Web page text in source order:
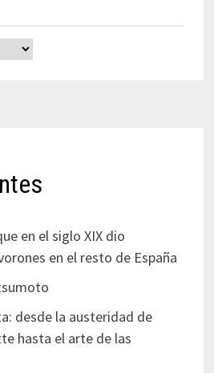
en el siglo XIX dio
en el resto de España
desde la austeridad de
hasta el arte de las